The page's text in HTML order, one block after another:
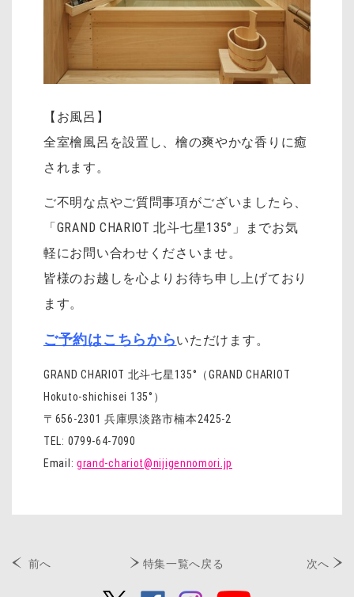
【お風呂】
全室檜風呂を設置し、檜の爽やかな香りに癒
されます。
ご不明な点やご質問事項がございましたら、
「GRAND CHARIOT 北斗七星135°」までお気
軽にお問い合わせくださいませ。
皆様のお越しを心よりお待ち申し上げており
ます。
ご予約はこちらからいただけます。
GRAND CHARIOT 北斗七星135°（GRAND CHARIOT
Hokuto-shichisei 135°）
〒656-2301 兵庫県淡路市楠本2425-2
TEL: 0799-64-7090
Email: grand-chariot@nijigennomori.jp
前へ 特集一覧へ戻る 次へ